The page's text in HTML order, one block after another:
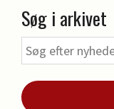
Søg i arkivet